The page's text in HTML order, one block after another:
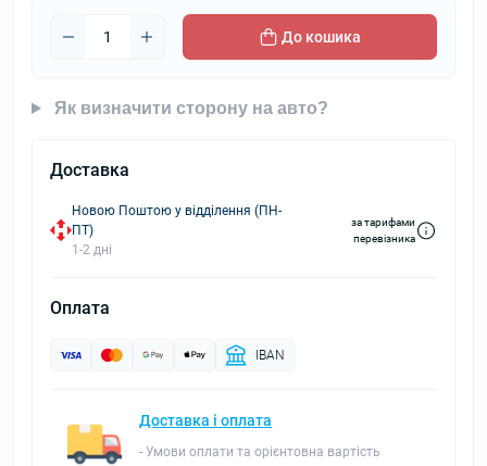
До кошика
Як визначити сторону на авто?
Доставка
Новою Поштою у відділення (ПН-
ПТ)
1-2 дні
за тарифами
перевізника
Оплата
IBAN
Доставка і оплата
- Умови оплати та орієнтовна вартість